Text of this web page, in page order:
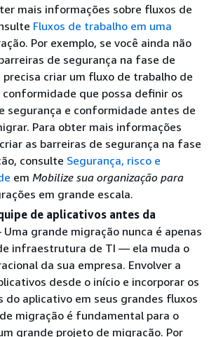
mais informações sobre fluxos de
Fluxos de trabalho em uma
Por exemplo, se você ainda não
de segurança na fase de
precisa criar um fluxo de trabalho de
conformidade que possa definir os
segurança e conformidade antes de
Para obter mais informações
as barreiras de segurança na fase
consulte Segurança, risco e
em Mobilize sua organização para
em grande escala.
de aplicativos antes da
grande migração nunca é apenas
infraestrutura de TI — ela muda o
da sua empresa. Envolver a
desde o início e incorporar os
do aplicativo em seus grandes fluxos
migração é fundamental para o
grande projeto de migração. Por